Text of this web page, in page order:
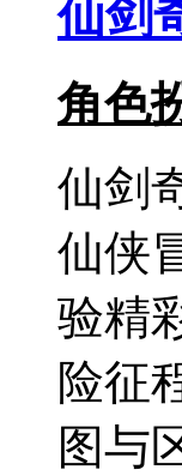
仙剑
角色
仙剑
仙侠
验精
险征
图与